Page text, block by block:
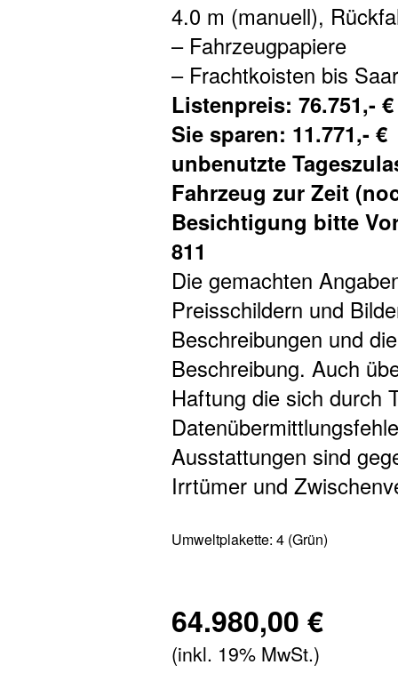
4.0 m (manuell),
– Fahrzeugpapiere
– Frachtkoisten bis
Listenpreis: 76.751,- €
Sie sparen: 11.771,- €
unbenutzte
Fahrzeug zur Zeit
Besichtigung bitte
811
Die gemachten
Preisschildern und
Beschreibungen und
Beschreibung. Auch
Haftung die sich durch
Ausstattungen sind
Irrtümer und
Umweltplakette: 4 (Grün)
64.980,00 €
(inkl. 19% MwSt.)